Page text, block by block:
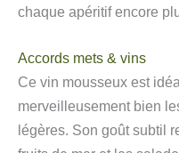
chaque apéritif encore
Accords mets & vins
Ce vin mousseux est
merveilleusement bien
légères. Son goût subtil